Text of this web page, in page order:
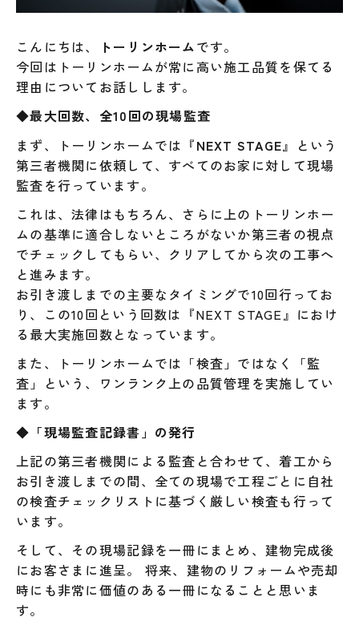
こんにちは、 トーリンホームです。
今回はトーリンホームが常に高い施工品質を保てる
理由についてお話しします。
◆最大回数、全10回の現場監査
まず、トーリンホームでは『NEXT STAGE』という
第三者機関に依頼して、すべてのお家に対して現場
監査を行っています。
これは、法律はもちろん、さらに上のトーリンホー
ムの基準に適合しないところがないか第三者の視点
でチェックしてもらい、クリアしてから次の工事へ
と進みます。
お引き渡しまでの主要なタイミングで10回行ってお
り、この10回という回数は『NEXT STAGE』におけ
る最大実施回数となっています。
また、トーリンホームでは「検査」ではなく「監
査」という、ワンランク上の品質管理を実施してい
ます。
◆ 「現場監査記録書」の発行
上記の第三者機関による監査と合わせて、着工から
お引き渡しまでの間、全ての現場で工程ごとに自社
の検査チェックリストに基づく厳しい検査も行って
います。
そして、その現場記録を一冊にまとめ、建物完成後
にお客さまに進呈。 将来、建物のリフォームや売却
時にも非常に価値のある一冊になることと思いま
す。